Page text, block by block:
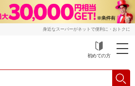
身近なスーパーがネットで便利に・おトクに
初めての方